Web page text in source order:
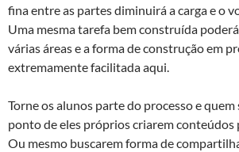
fina entre as partes diminuirá a carga e o
Uma mesma tarefa bem construída
várias áreas e a forma de construção em
extremamente facilitada aqui.
Torne os alunos parte do processo e
ponto de eles próprios criarem conteúdos
Ou mesmo buscarem forma de